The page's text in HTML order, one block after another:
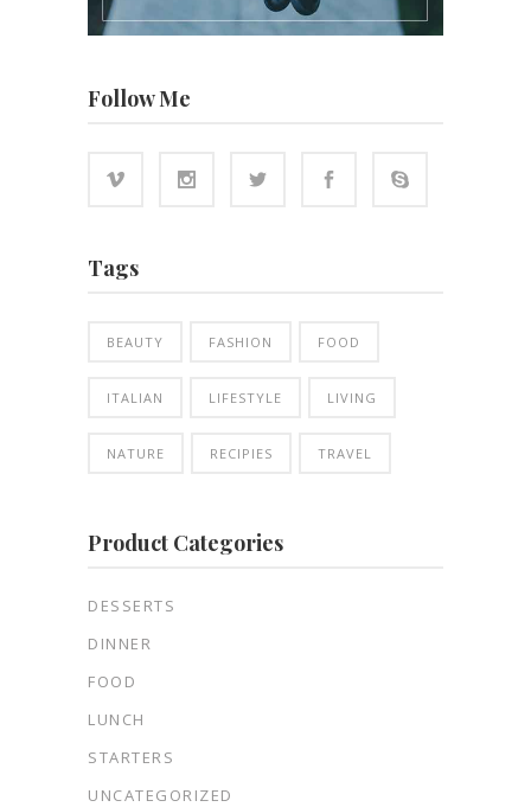
Follow Me
Tags
BEAUTY FASHION FOOD
ITALIAN LIFESTYLE LIVING
NATURE RECIPIES TRAVEL
Product Categories
DESSERTS
DINNER
FOOD
LUNCH
STARTERS
UNCATEGORIZED